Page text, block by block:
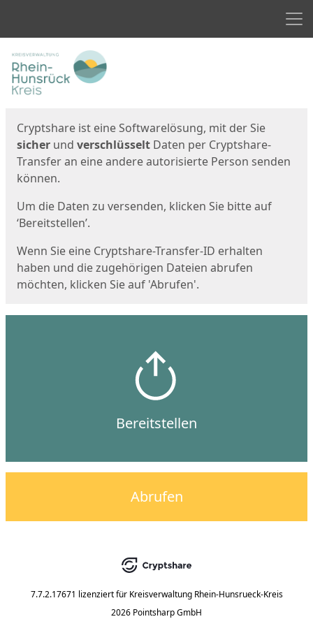
Start
Cryptshare ist eine Softwarelösung, mit der Sie
sicher und verschlüsselt Daten per Cryptshare-
Transfer an eine andere autorisierte Person senden
können.
Um die Daten zu versenden, klicken Sie bitte auf
‘Bereitstellen’.
Wenn Sie eine Cryptshare-Transfer-ID erhalten
haben und die zugehörigen Dateien abrufen
möchten, klicken Sie auf 'Abrufen'.
Bereitstellen
Abrufen
7.7.2.17671 lizenziert für Kreisverwaltung Rhein-Hunsrueck-Kreis
2026 Pointsharp GmbH